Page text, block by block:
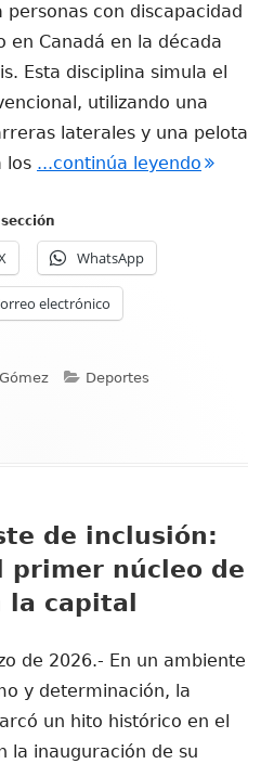
con discapacidad
en Canadá en la década
Esta disciplina simula el
utilizando una
laterales y una pelota
los ...continúa leyendo
WhatsApp
electrónico
Categorías
Deportes
en Venezuela: un despertar
de inclusión:
primer núcleo de
la capital
de 2026.- En un ambiente
y determinación, la
un hito histórico en el
la inauguración de su